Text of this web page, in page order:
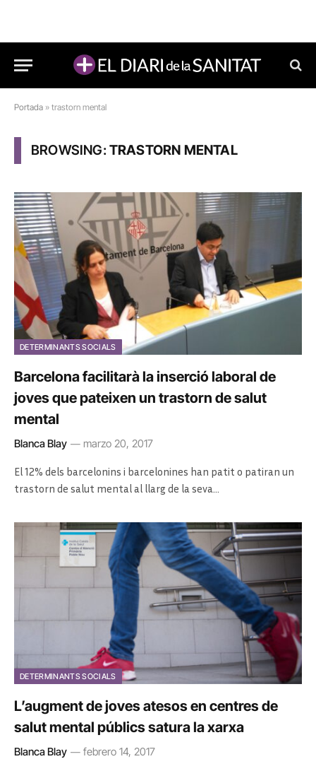
Portada » trastorn mental
BROWSING:TRASTORN MENTAL
DETERMINANTS SOCIALS
Barcelona facilitarà la inserció laboral de
joves que pateixen un trastorn de salut
mental
Blanca Blay marzo 20, 2017
El 12% dels barcelonins i barcelonines han patit o patiran un
trastorn de salut mental al llarg de la seva…
DETERMINANTS SOCIALS
L’augment de joves atesos en centres de
salut mental públics satura la xarxa
Blanca Blay febrero 14, 2017